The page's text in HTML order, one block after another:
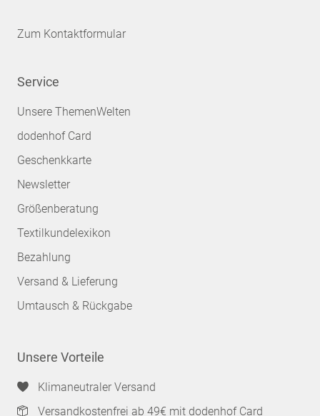
Zum Kontaktformular
Service
Unsere ThemenWelten
dodenhof Card
Geschenkkarte
Newsletter
Größenberatung
Textilkundelexikon
Bezahlung
Versand & Lieferung
Umtausch & Rückgabe
Unsere Vorteile
Klimaneutraler Versand
Versandkostenfrei ab 49€ mit dodenhof Card